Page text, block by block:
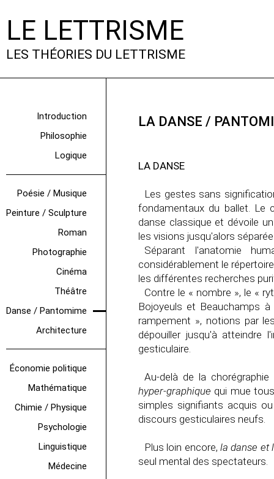
LE LETTRISME
LES THÉORIES DU LETTRISME
Introduction
Philosophie
Logique
Poésie / Musique
Peinture / Sculpture
Roman
Photographie
Cinéma
Théâtre
Danse / Pantomime
Architecture
Économie politique
Mathématique
Chimie / Physique
Psychologie
Linguistique
Médecine
LA DANSE /
LA DANSE
Les gestes sans
fondamentaux du ballet. Le
danse classique et dévoile
les visions jusqu'alors
Séparant l'anatomie
considérablement le
les différentes recherches
Contre le « nombre », le «
Bojoyeuls et Beauchamps
rampement », notions par
dépouiller jusqu'à atteindre
gesticulaire.
Au-delà de la
hyper-graphique qui mue
simples signifiants acquis
discours gesticulaires neufs.
Plus loin encore,la danse et
seul mental des spectateurs.